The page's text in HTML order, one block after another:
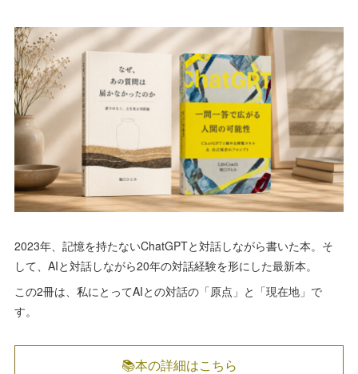
2023年、記憶を持たないChatGPTと対話しながら書いた本。そ
して、AIと対話しながら20年の対話経験を形にした最新本。
この2冊は、私にとってAIとの対話の「原点」と「現在地」で
す。
📚本の詳細はこちら